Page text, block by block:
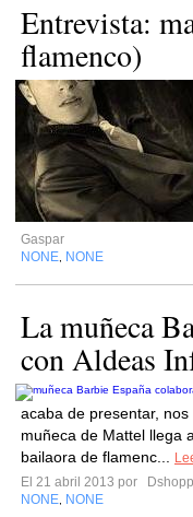
Entrevista:
flamenco)
Gaspar
NONE NONE
La muñeca
con Aldeas
acaba de presentar,
muñeca de Mattel llega
bailaora de flamenc...
El 21 abril 2013 por
NONE NONE